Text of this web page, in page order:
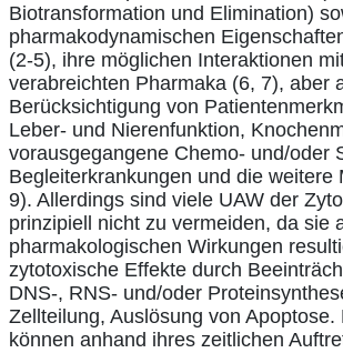
Biotransformation und Elimination)
pharmakodynamischen
(2-5), ihre möglichen Interaktionen
verabreichten Pharmaka (6, 7), aber
Berücksichtigung von
Leber- und Nierenfunktion,
vorausgegangene Chemo- und/oder
Begleiterkrankungen und die weitere
9). Allerdings sind viele UAW der
prinzipiell nicht zu vermeiden, da sie
pharmakologischen Wirkungen
zytotoxische Effekte durch
DNS-, RNS- und/oder
Zellteilung, Auslösung von Apoptose.
können anhand ihres zeitlichen